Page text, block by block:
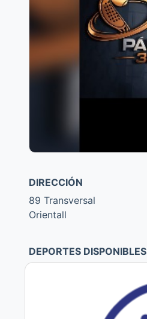
DIRECCIÓN
89 Transversal
Orientall
DEPORTES DISPONIBLES